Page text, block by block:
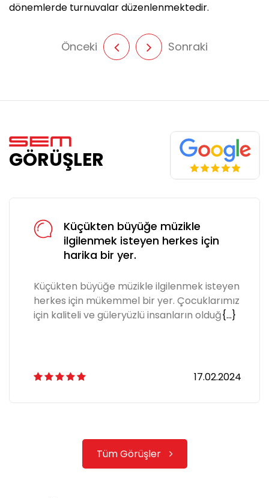
dönemlerde turnuvalar düzenlenmektedir.
Önceki Sonraki
GÖRÜŞLER
Küçükten büyüğe müzikle
ilgilenmek isteyen herkes için
harika bir yer.
Küçükten büyüğe müzikle ilgilenmek isteyen
herkes için mükemmel bir yer. Çocuklarımız
için kaliteli ve güleryüzlü insanların olduğ{...}
17.02.2024
Tüm Görüşler